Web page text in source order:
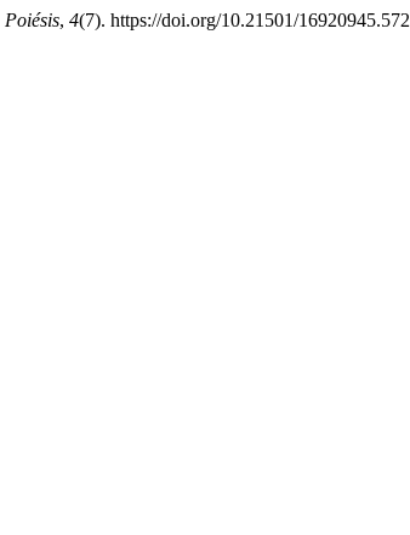
Poiésis, 4(7). https://doi.org/10.21501/16920945.572